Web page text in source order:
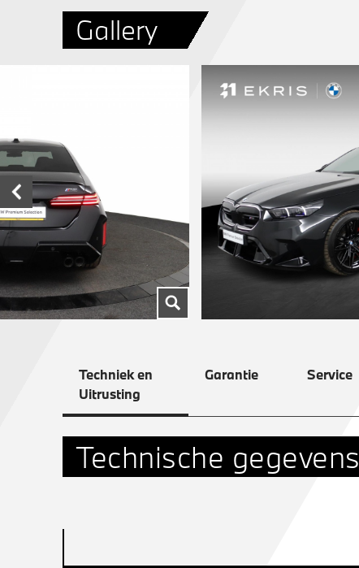
Gallery
Techniek en
Uitrusting
Garantie Service
Technische gegevens